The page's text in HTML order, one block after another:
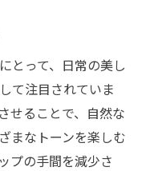
とって、日常の美し
て注目されていま
せることで、自然な
まなトーンを楽しむ
プの手間を減少さ